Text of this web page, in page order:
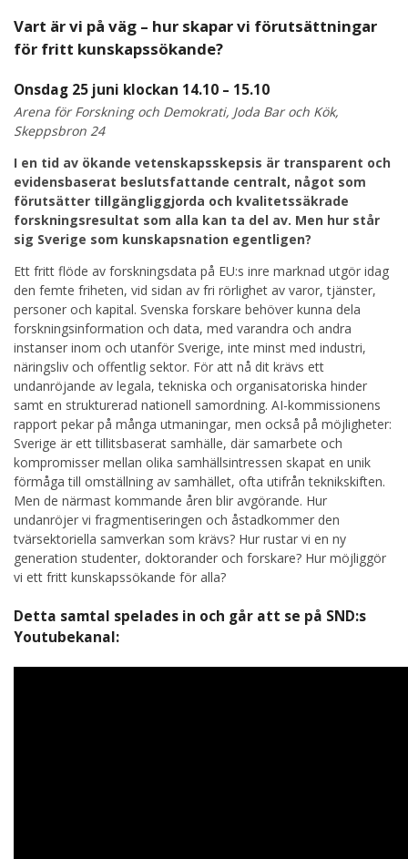
Vart är vi på väg – hur skapar vi förutsättningar
för fritt kunskapssökande?
Onsdag 25 juni klockan 14.10 – 15.10
Arena för Forskning och Demokrati, Joda Bar och Kök,
Skeppsbron 24
I en tid av ökande vetenskapsskepsis är transparent och
evidensbaserat beslutsfattande centralt, något som
förutsätter tillgängliggjorda och kvalitetssäkrade
forskningsresultat som alla kan ta del av. Men hur står
sig Sverige som kunskapsnation egentligen?
Ett fritt flöde av forskningsdata på EU:s inre marknad utgör idag
den femte friheten, vid sidan av fri rörlighet av varor, tjänster,
personer och kapital. Svenska forskare behöver kunna dela
forskningsinformation och data, med varandra och andra
instanser inom och utanför Sverige, inte minst med industri,
näringsliv och offentlig sektor. För att nå dit krävs ett
undanröjande av legala, tekniska och organisatoriska hinder
samt en strukturerad nationell samordning. AI-kommissionens
rapport pekar på många utmaningar, men också på möjligheter:
Sverige är ett tillitsbaserat samhälle, där samarbete och
kompromisser mellan olika samhällsintressen skapat en unik
förmåga till omställning av samhället, ofta utifrån teknikskiften.
Men de närmast kommande åren blir avgörande. Hur
undanröjer vi fragmentiseringen och åstadkommer den
tvärsektoriella samverkan som krävs? Hur rustar vi en ny
generation studenter, doktorander och forskare? Hur möjliggör
vi ett fritt kunskapssökande för alla?
Detta samtal spelades in och går att se på SND:s
Youtubekanal: